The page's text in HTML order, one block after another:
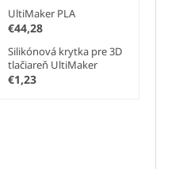
UltiMaker PLA
€44,28
Silikónová krytka pre 3D
tlačiareň UltiMaker
€1,23